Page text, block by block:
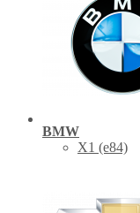
BMW
X1 (е84)